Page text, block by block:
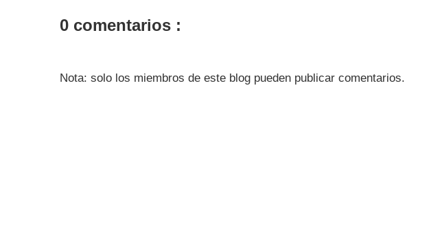
0 comentarios :
Nota: solo los miembros de este blog pueden publicar comentarios.